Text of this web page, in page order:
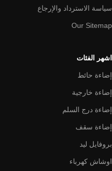
سياسة الاسترداد والإرجاع
Our Sitemap
اشهر الفئات
إضاءة حائط
إضاءة خارجية
إضاءة درج السلم
إضاءة سقف
بروفايل ليد
اوشاش كهرباء